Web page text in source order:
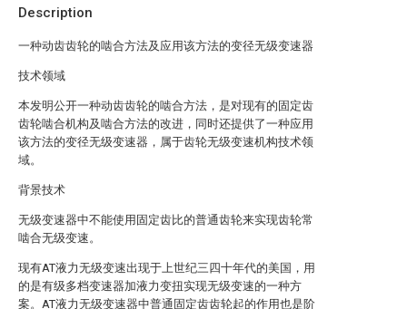
Description
一种动齿齿轮的啮合方法及应用该方法的变径无级变速器
技术领域
本发明公开一种动齿齿轮的啮合方法，是对现有的固定齿
齿轮啮合机构及啮合方法的改进，同时还提供了一种应用
该方法的变径无级变速器，属于齿轮无级变速机构技术领
域。
背景技术
无级变速器中不能使用固定齿比的普通齿轮来实现齿轮常
啮合无级变速。
现有AT液力无级变速出现于上世纪三四十年代的美国，用
的是有级多档变速器加液力变扭实现无级变速的一种方
案。AT液力无级变速器中普通固定齿齿轮起的作用也是阶